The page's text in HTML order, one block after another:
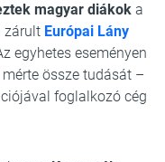
magyar diákok a
zárult Európai Lány
egyhetes eseményen
össze tudását –
foglalkozó cég